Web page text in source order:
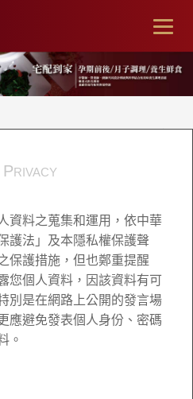
PRIVACY
資料之蒐集和運用，依中華
護法」及本隱私權保護聲
保護措施，但也鄭重提醒
您個人資料，因該資料有可
別是在網路上公開的發言場
應避免發表個人身份、密碼
。